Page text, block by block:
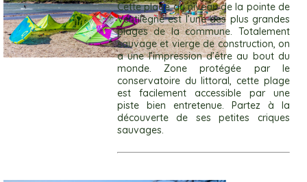
Cette plage au niveau de la pointe de
Ventilègne est l’une des plus grandes
plages de la commune. Totalement
sauvage et vierge de construction, on
a une l’impression d’être au bout du
monde. Zone protégée par le
conservatoire du littoral, cette plage
est facilement accessible par une
piste bien entretenue. Partez à la
découverte de ses petites criques
sauvages.